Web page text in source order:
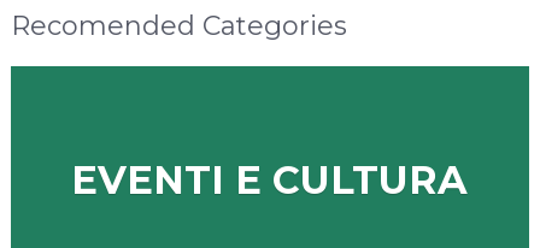
Recomended Categories
EVENTI E CULTURA